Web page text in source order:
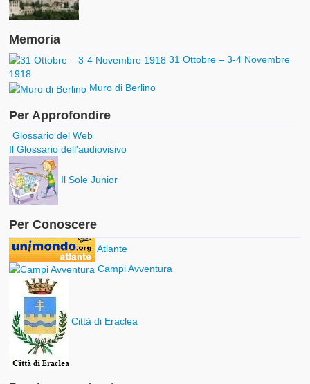
Memoria
31 Ottobre – 3-4 Novembre
1918
Muro di Berlino
Per Approfondire
Glossario del Web
Il Glossario dell'audiovisivo
Il Sole Junior
Per Conoscere
Atlante
Campi Avventura
Città di Eraclea